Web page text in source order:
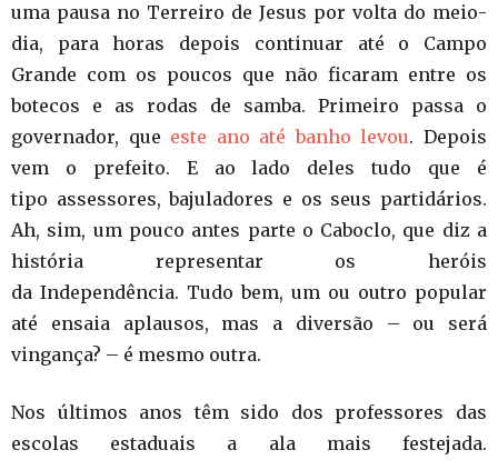
uma pausa no Terreiro de Jesus por volta do meio-
dia, para horas depois continuar até o Campo
Grande com os poucos que não ficaram entre os
botecos e as rodas de samba. Primeiro passa o
governador, que este ano até banho levou. Depois
vem o prefeito. E ao lado deles tudo que é
tipo assessores, bajuladores e os seus partidários.
Ah, sim, um pouco antes parte o Caboclo, que diz a
história representar os heróis
da Independência. Tudo bem, um ou outro popular
até ensaia aplausos, mas a diversão – ou será
vingança? – é mesmo outra.
Nos últimos anos têm sido dos professores das
escolas estaduais a ala mais festejada.